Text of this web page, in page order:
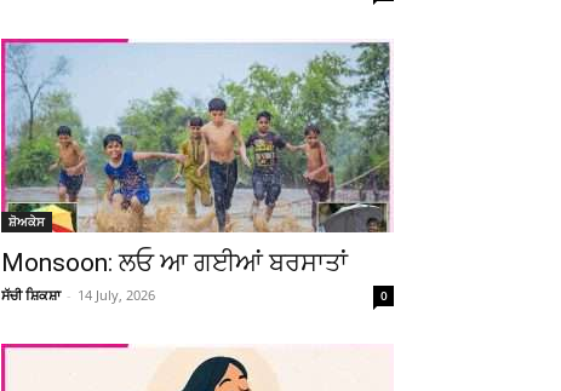
Telegram Copy URL
ਸ਼ੋਅਕੇਸ
Monsoon: ਲਓ ਆ ਗਈਆਂ ਬਰਸਾਤਾਂ
ਸੱਚੀ ਸ਼ਿਕਸ਼ਾ - 14 July, 2026 0